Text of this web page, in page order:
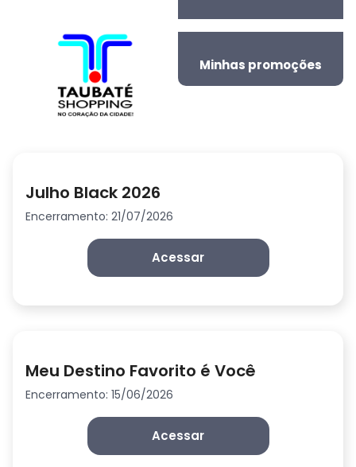
Minhas promoções
Julho Black 2026
Encerramento: 21/07/2026
Acessar
Meu Destino Favorito é Você
Encerramento: 15/06/2026
Acessar